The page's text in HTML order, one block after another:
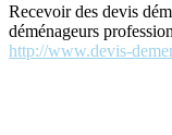
Recevoir des devis
déménageurs
http://www.devis-